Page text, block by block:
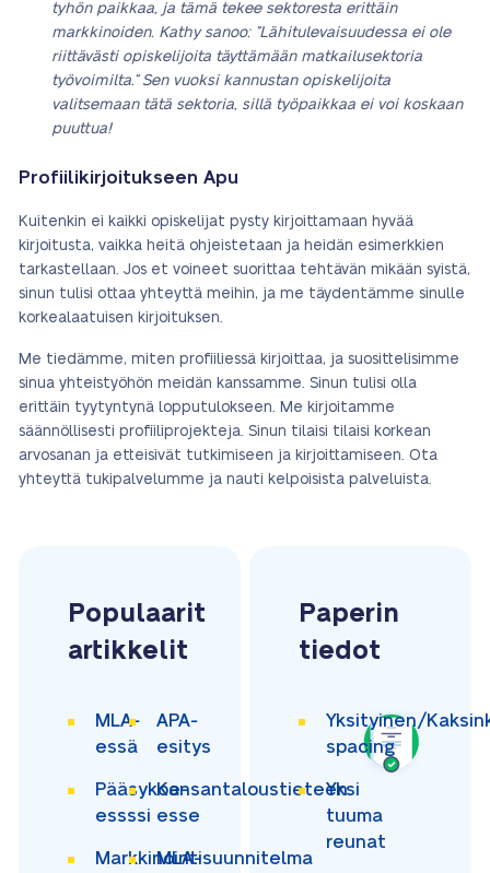
tyhön paikkaa, ja tämä tekee sektoresta erittäin
markkinoiden. Kathy sanoo: ”Lähitulevaisuudessa ei ole
riittävästi opiskelijoita täyttämään matkailusektoria
työvoimilta.” Sen vuoksi kannustan opiskelijoita
valitsemaan tätä sektoria, sillä työpaikkaa ei voi koskaan
puuttua!
Profiilikirjoitukseen Apu
Kuitenkin ei kaikki opiskelijat pysty kirjoittamaan hyvää
kirjoitusta, vaikka heitä ohjeistetaan ja heidän esimerkkien
tarkastellaan. Jos et voineet suorittaa tehtävän mikään syistä,
sinun tulisi ottaa yhteyttä meihin, ja me täydentämme sinulle
korkealaatuisen kirjoituksen.
Me tiedämme, miten profiiliessä kirjoittaa, ja suosittelisimme
sinua yhteistyöhön meidän kanssamme. Sinun tulisi olla
erittäin tyytyntynä lopputulokseen. Me kirjoitamme
säännöllisesti profiiliprojekteja. Sinun tilaisi tilaisi korkean
arvosanan ja etteisivät tutkimiseen ja kirjoittamiseen. Ota
yhteyttä tukipalvelumme ja nauti kelpoisista palveluista.
Populaarit
artikkelit
MLA-
essä
APA-
esitys
Pääsykoe-
essssi
Kansantaloustieteen
esse
Markkinointisuunnitelma
MLA-
Paperin
tiedot
Yksityinen/
spacing
Yksi
tuuma
reunat